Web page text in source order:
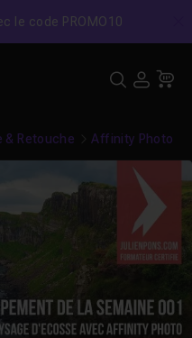
le code PROMO10
& Retouche Affinity Photo